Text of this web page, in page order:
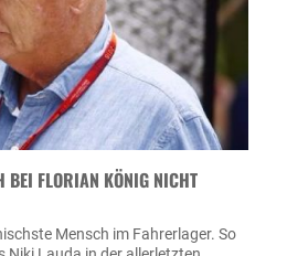
FLORIAN KÖNIG NICHT
Mensch im Fahrerlager. So